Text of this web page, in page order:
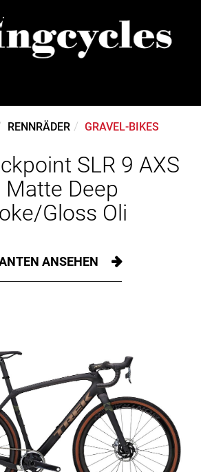
RENNRÄDER GRAVEL-BIKES
SLR 9 AXS
Matte Deep
Gloss Oli
ANSEHEN